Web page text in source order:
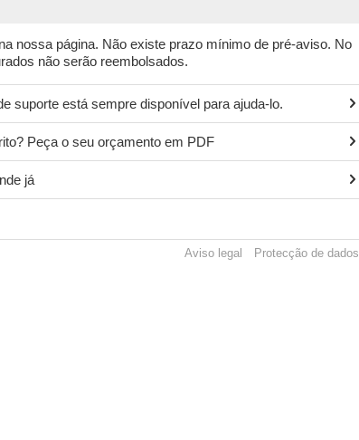
nossa página. Não existe prazo mínimo de pré-aviso. No
não serão reembolsados.
suporte está sempre disponível para ajuda-lo.
Peça o seu orçamento em PDF
já
Aviso legal Protecção de dados